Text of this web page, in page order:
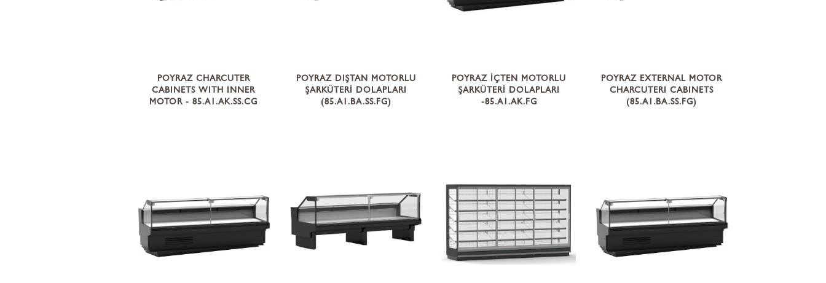
POYRAZ CHARCUTER
CABINETS WITH INNER
MOTOR - 85.A1.AK.SS.CG
POYRAZ DIŞTAN MOTORLU
ŞARKÜTERİ DOLAPLARI
(85.A1.BA.SS.FG)
POYRAZ İÇTEN MOTORLU
ŞARKÜTERİ DOLAPLARI
-85.A1.AK.FG
POYRAZ EXTERNAL MOTOR
CHARCUTERI CABINETS
(85.A1.BA.SS.FG)